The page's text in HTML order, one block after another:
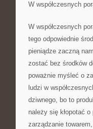
W współczesnych
W współczesnych
tego odpowiednie
pieniądze zaczną
zostać bez środków
poważnie myśleć o
ludzi w
dziwnego, bo to
należy się kłopotać
zarządzanie